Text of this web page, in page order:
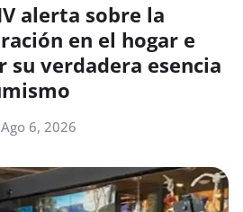
alerta sobre la
en el hogar e
su verdadera esencia
Ago 6, 2026